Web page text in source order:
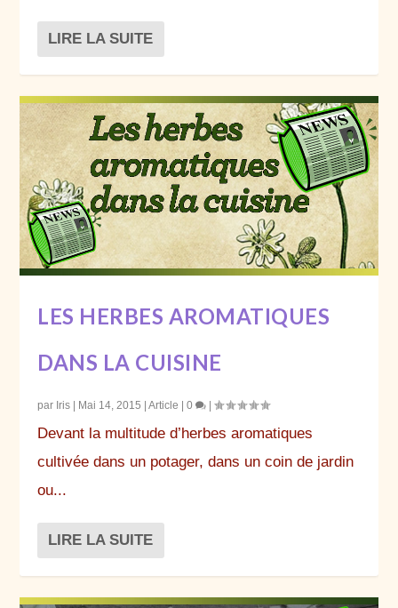
LIRE LA SUITE
LES HERBES AROMATIQUES
DANS LA CUISINE
par Iris | Mai 14, 2015 |Article |0 |
Devant la multitude d’herbes aromatiques
cultivée dans un potager, dans un coin de jardin
ou...
LIRE LA SUITE